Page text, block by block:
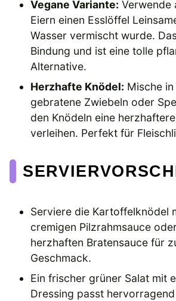
Vegane Variante: Verwende
Eiern einen Esslöffel
Wasser vermischt wurde.
Bindung und ist eine tolle
Alternative.
Herzhafte Knödel: Mische
gebratene Zwiebeln oder
den Knödeln eine
verleihen. Perfekt für
Serviere die Kartoffelknödel
cremigen Pilzrahmsauce
herzhaften Bratensauce für
Geschmack.
Ein frischer grüner Salat mit
Dressing passt